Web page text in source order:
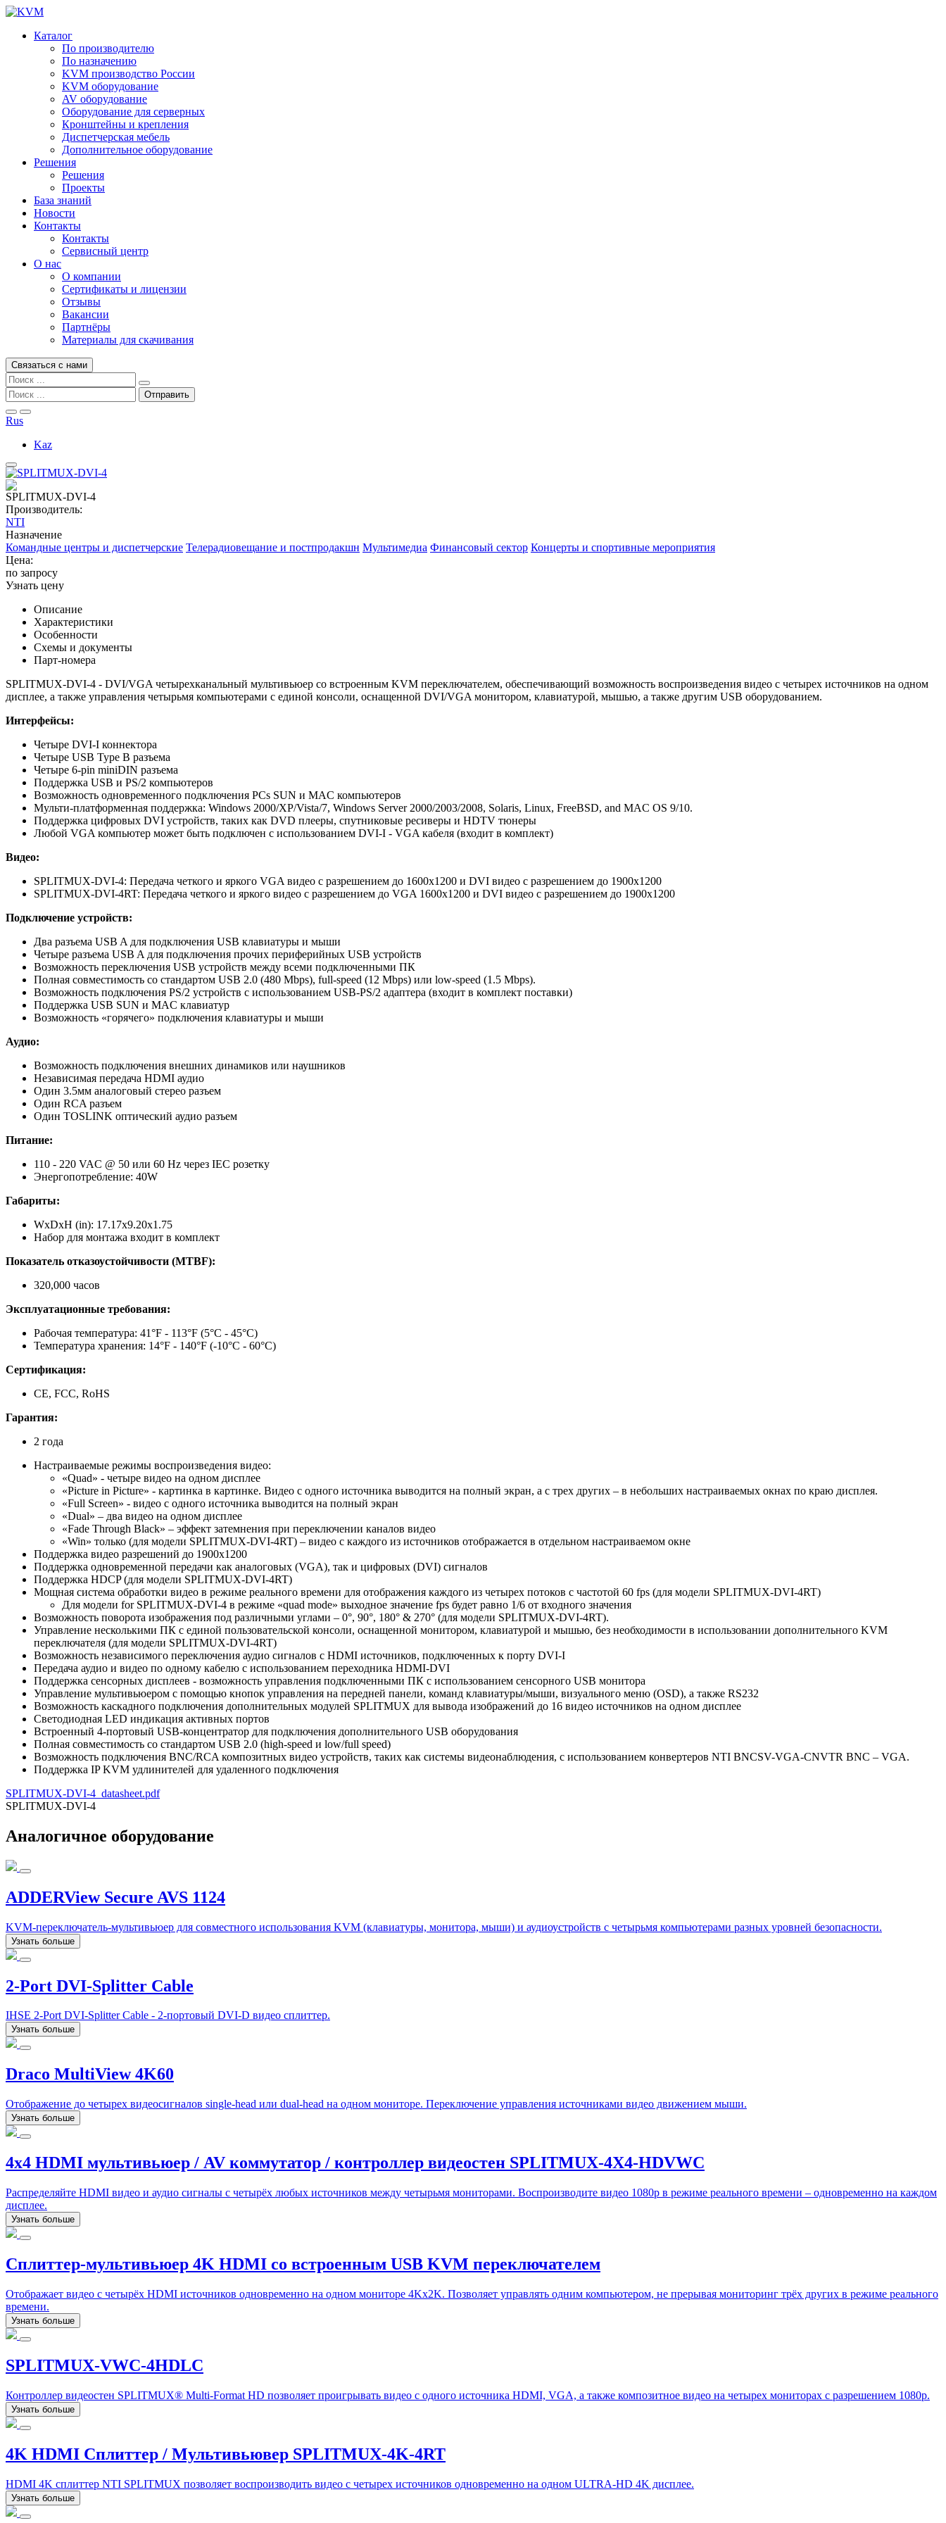
Каталог
По производителю
По назначению
KVM производство России
KVM оборудование
AV оборудование
Оборудование для серверных
Кронштейны и крепления
Диспетчерская мебель
Дополнительное оборудование
Решения
Решения
Проекты
База знаний
Новости
Контакты
Контакты
Сервисный центр
О нас
О компании
Сертификаты и лицензии
Отзывы
Вакансии
Партнёры
Материалы для скачивания
Связаться с нами
Rus
Kaz
SPLITMUX-DVI-4
Производитель:
NTI
Назначение
Командные центры и диспетчерские Телерадиовещание и постпродакшн Мультимедиа Финансовый сектор Концерты и спортивные мероприятия
Цена:
по запросу
Узнать цену
Описание
Характеристики
Особенности
Схемы и документы
Парт-номера
SPLITMUX-DVI-4 - DVI/VGA четырехканальный мультивьюер со встроенным KVM переключателем, обеспечивающий возможность воспроизведения видео с четырех источников на одном
дисплее, а также управления четырьмя компьютерами с единой консоли, оснащенной DVI/VGA монитором, клавиатурой, мышью, а также другим USB оборудованием.
Интерфейсы:
Четыре DVI-I коннектора
Четыре USB Type B разъема
Четыре 6-pin miniDIN разъема
Поддержка USB и PS/2 компьютеров
Возможность одновременного подключения PCs SUN и MAC компьютеров
Мульти-платформенная поддержка: Windows 2000/XP/Vista/7, Windows Server 2000/2003/2008, Solaris, Linux, FreeBSD, and MAC OS 9/10.
Поддержка цифровых DVI устройств, таких как DVD плееры, спутниковые ресиверы и HDTV тюнеры
Любой VGA компьютер может быть подключен с использованием DVI-I - VGA кабеля (входит в комплект)
Видео:
SPLITMUX-DVI-4: Передача четкого и яркого VGA видео с разрешением до 1600x1200 и DVI видео с разрешением до 1900x1200
SPLITMUX-DVI-4RT: Передача четкого и яркого видео с разрешением до VGA 1600x1200 и DVI видео с разрешением до 1900x1200
Подключение устройств:
Два разъема USB A для подключения USB клавиатуры и мыши
Четыре разъема USB A для подключения прочих периферийных USB устройств
Возможность переключения USB устройств между всеми подключенными ПК
Полная совместимость со стандартом USB 2.0 (480 Mbps), full-speed (12 Mbps) или low-speed (1.5 Mbps).
Возможность подключения PS/2 устройств с использованием USB-PS/2 адаптера (входит в комплект поставки)
Поддержка USB SUN и MAC клавиатур
Возможность «горячего» подключения клавиатуры и мыши
Аудио:
Возможность подключения внешних динамиков или наушников
Независимая передача HDMI аудио
Один 3.5мм аналоговый стерео разъем
Один RCA разъем
Один TOSLINK оптический аудио разъем
Питание:
110 - 220 VAC @ 50 или 60 Hz через IEC розетку
Энергопотребление: 40W
Габариты:
WxDxH (in): 17.17x9.20x1.75
Набор для монтажа входит в комплект
Показатель отказоустойчивости (MTBF):
320,000 часов
Эксплуатационные требования:
Рабочая температура: 41°F - 113°F (5°C - 45°C)
Температура хранения: 14°F - 140°F (-10°C - 60°C)
Сертификация:
CE, FCC, RoHS
Гарантия:
2 года
Настраиваемые режимы воспроизведения видео:
«Quad» - четыре видео на одном дисплее
«Picture in Picture» - картинка в картинке. Видео с одного источника выводится на полный экран, а с трех других – в небольших настраиваемых окнах по краю дисплея.
«Full Screen» - видео с одного источника выводится на полный экран
«Dual» – два видео на одном дисплее
«Fade Through Black» – эффект затемнения при переключении каналов видео
«Win» только (для модели SPLITMUX-DVI-4RT) – видео с каждого из источников отображается в отдельном настраиваемом окне
Поддержка видео разрешений до 1900x1200
Поддержка одновременной передачи как аналоговых (VGA), так и цифровых (DVI) сигналов
Поддержка HDCP (для модели SPLITMUX-DVI-4RT)
Мощная система обработки видео в режиме реального времени для отображения каждого из четырех потоков с частотой 60 fps (для модели SPLITMUX-DVI-4RT)
Для модели for SPLITMUX-DVI-4 в режиме «quad mode» выходное значение fps будет равно 1/6 от входного значения
Возможность поворота изображения под различными углами – 0°, 90°, 180° & 270° (для модели SPLITMUX-DVI-4RT).
Управление несколькими ПК с единой пользовательской консоли, оснащенной монитором, клавиатурой и мышью, без необходимости в использовании дополнительного KVM
переключателя (для модели SPLITMUX-DVI-4RT)
Возможность независимого переключения аудио сигналов с HDMI источников, подключенных к порту DVI-I
Передача аудио и видео по одному кабелю с использованием переходника HDMI-DVI
Поддержка сенсорных дисплеев - возможность управления подключенными ПК с использованием сенсорного USB монитора
Управление мультивьюером с помощью кнопок управления на передней панели, команд клавиатуры/мыши, визуального меню (OSD), а также RS232
Возможность каскадного подключения дополнительных модулей SPLITMUX для вывода изображений до 16 видео источников на одном дисплее
Светодиодная LED индикация активных портов
Встроенный 4-портовый USB-концентратор для подключения дополнительного USB оборудования
Полная совместимость со стандартом USB 2.0 (high-speed и low/full speed)
Возможность подключения BNC/RCA композитных видео устройств, таких как системы видеонаблюдения, с использованием конвертеров NTI BNCSV-VGA-CNVTR BNC – VGA.
Поддержка IP KVM удлинителей для удаленного подключения
SPLITMUX-DVI-4_datasheet.pdf
SPLITMUX-DVI-4
Аналогичное оборудование
ADDERView Secure AVS 1124
KVM-переключатель-мультивьюер для совместного использования KVM (клавиатуры, монитора, мыши) и аудиоустройств с четырьмя компьютерами разных уровней безопасности.
Узнать больше
2-Port DVI-Splitter Cable
IHSE 2-Port DVI-Splitter Cable - 2-портовый DVI-D видео сплиттер.
Узнать больше
Draco MultiView 4K60
Отображение до четырех видеосигналов single-head или dual-head на одном мониторе. Переключение управления источниками видео движением мыши.
Узнать больше
4x4 HDMI мультивьюер / AV коммутатор / контроллер видеостен SPLITMUX-4X4-HDVWC
Распределяйте HDMI видео и аудио сигналы с четырёх любых источников между четырьмя мониторами. Воспроизводите видео 1080p в режиме реального времени – одновременно на каждом
дисплее.
Узнать больше
Сплиттер-мультивьюер 4K HDMI со встроенным USB KVM переключателем
Отображает видео с четырёх HDMI источников одновременно на одном мониторе 4Kx2K. Позволяет управлять одним компьютером, не прерывая мониторинг трёх других в режиме реального
времени.
Узнать больше
SPLITMUX-VWC-4HDLC
Контроллер видеостен SPLITMUX® Multi-Format HD позволяет проигрывать видео с одного источника HDMI, VGA, а также композитное видео на четырех мониторах с разрешением 1080p.
Узнать больше
4K HDMI Сплиттер / Мультивьювер SPLITMUX-4K-4RT
HDMI 4K сплиттер NTI SPLITMUX позволяет воспроизводить видео с четырех источников одновременно на одном ULTRA-HD 4K дисплее.
Узнать больше